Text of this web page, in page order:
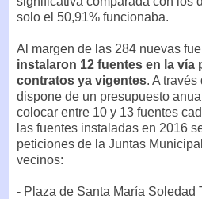
solo el 50,91% funcionaba.
Al margen de las 284 nuevas
instalaron 12 fuentes en la vía
contratos ya vigentes. A
dispone de un presupuesto
colocar entre 10 y 13 fuentes
las fuentes instaladas en 2016
peticiones de la Juntas
vecinos:
- Plaza de Santa María Soledad